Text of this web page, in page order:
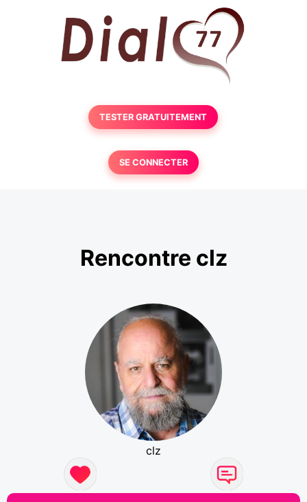
TESTER GRATUITEMENT
SE CONNECTER
Rencontre clz
clz